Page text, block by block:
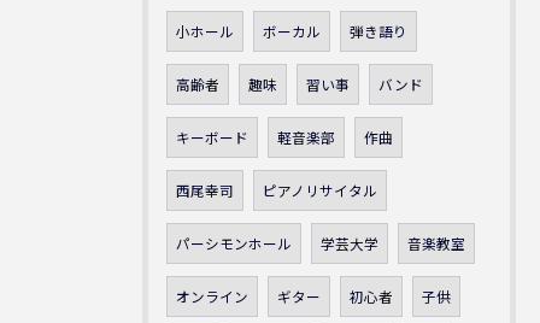
小ホール ボーカル 弾き語り
高齢者 趣味 習い事 バンド
キーボード 軽音楽部 作曲
西尾幸司 ピアノリサイタル
パーシモンホール 学芸大学 音楽教室
オンライン ギター 初心者 子供